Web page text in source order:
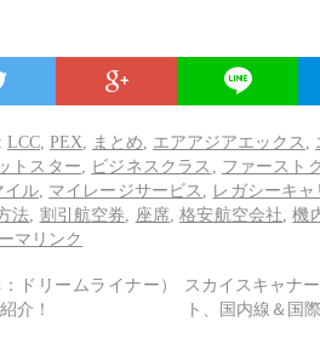
LCC PEX まとめ エアアジアエックス
トスター ビジネスクラス
ファースト
イル, マイレージサービス
レガシーキャ
法 割引航空券 座席,格安航空会社 ,機
マリンク
ドリームライナー）
介！
スカイスキャナ
ト、国内線＆国